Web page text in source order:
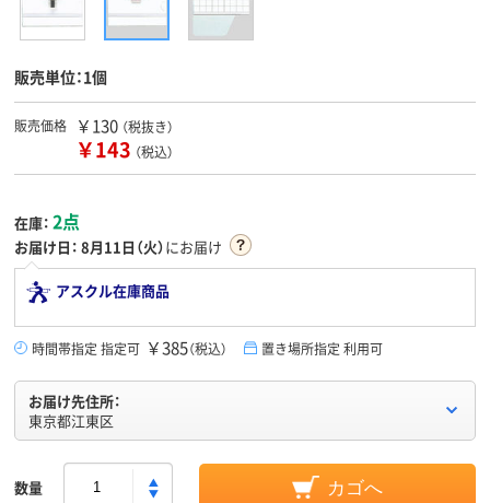
販売単位：1個
販売価格 ￥130 （税抜き）
￥143 （税込）
在庫： 2点
お届け日： 8月11日（火）にお届け
アスクル在庫商品
時間帯指定 指定可 ￥385（税込） 置き場所指定 利用可
お届け先住所：
東京都江東区
数量 カゴへ